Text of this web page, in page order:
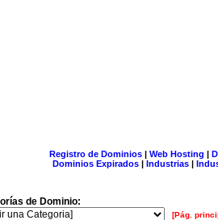
Registro de Dominios| Web Hosting |
Dominios Expirados | Industrias |
de Dominio:
[Pág.